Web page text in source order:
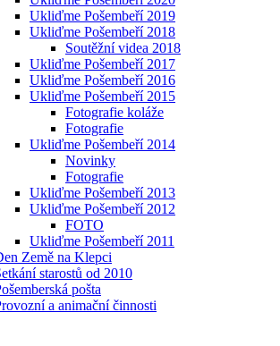
Ukliďme Pošembeří 2019
Ukliďme Pošembeří 2018
Soutěžní videa 2018
Ukliďme Pošembeří 2017
Ukliďme Pošembeří 2016
Ukliďme Pošembeří 2015
Fotografie koláže
Fotografie
Ukliďme Pošembeří 2014
Novinky
Fotografie
Ukliďme Pošembeří 2013
Ukliďme Pošembeří 2012
FOTO
Ukliďme Pošembeří 2011
Země na Klepci
starostů od 2010
pošta
a animační činnosti